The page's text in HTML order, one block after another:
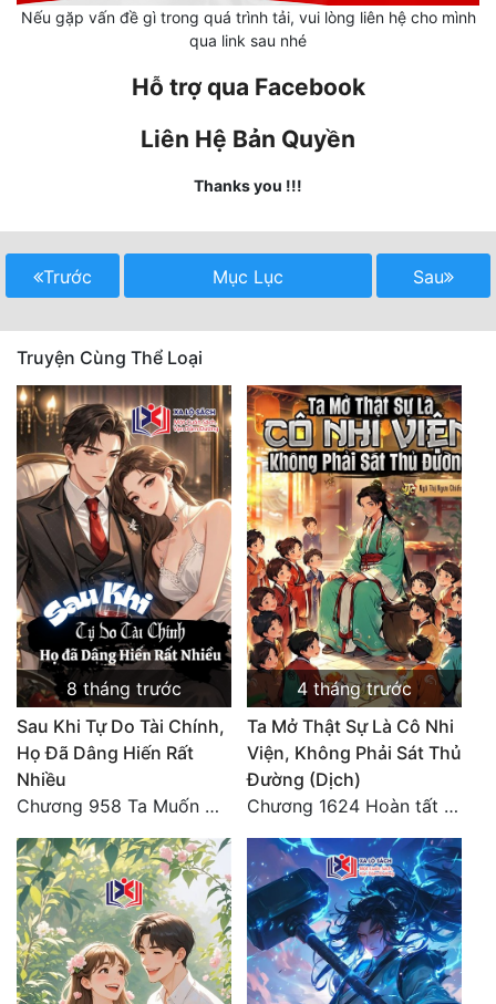
Lịch Sử
Ngược
Nữ Cường
Phong Thủy - Tâm Linh
Phương Tây
Phản Phái
Quan Trường
Quân Sự
Sảng Văn
Sắc
Sủng
Thanh Xuân
Tiên Hiệp
Tiểu Thuyết
Trinh Thám
Triều Đấu
Trùng Sinh
Trọng Sinh
Nếu gặp vấn đề gì trong quá trình tải, vui lòng liên hệ cho mình
qua link sau nhé
Hỗ trợ qua Facebook
Liên Hệ Bản Quyền
Thanks you !!!
Trước Mục Lục Sau
Truyện Cùng Thể Loại
8 tháng trước
Sau Khi Tự Do Tài Chính,
Họ Đã Dâng Hiến Rất
Nhiều
Chương 958 Ta Muốn Cùng Các Cô Vĩnh Viễn Ở Bên Nhau (2) Hết
4 tháng trước
Ta Mở Thật Sự Là Cô Nhi
Viện, Không Phải Sát Thủ
Đường (Dịch)
Chương 1624 Hoàn tất cảm nghĩ (2)